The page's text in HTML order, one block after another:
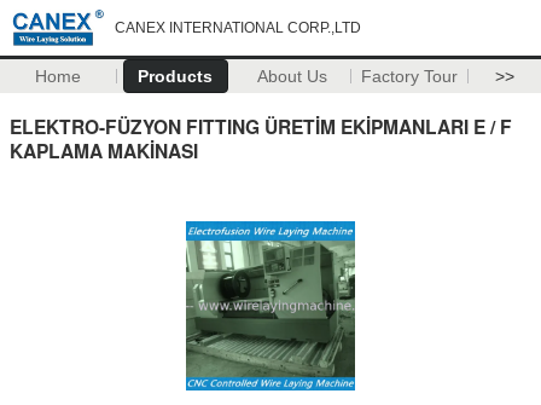
CANEX INTERNATIONAL CORP.,LTD
Home Products About Us Factory Tour >>
ELEKTRO-FÜZYON FITTING ÜRETİM EKİPMANLARI E / F
KAPLAMA MAKİNASI